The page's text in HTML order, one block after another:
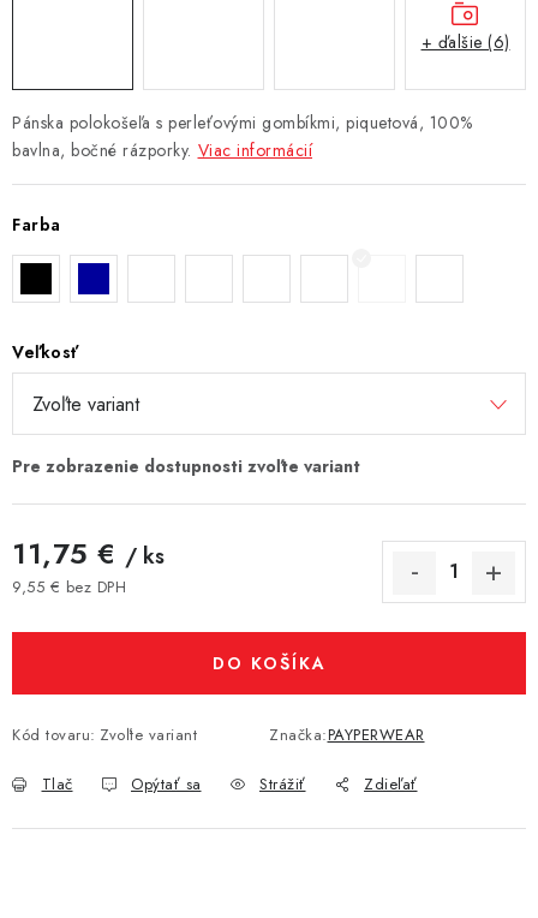
Pánska polokošeľa s perleťovými gombíkmi, piquetová, 100%
bavlna, bočné rázporky. Viac informácií
Farba
Veľkosť
11,75 € / ks
9,55 € bez DPH
DO KOŠÍKA
Kód tovaru: Zvoľte variant Značka:PAYPERWEAR
Tlač Opýtať sa Strážiť Zdieľať
+ ďalšie (6)